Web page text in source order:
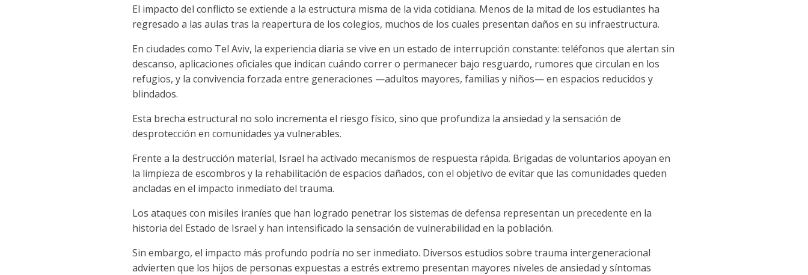
El impacto del conflicto se extiende a la estructura misma de la vida cotidiana. Menos de la mitad de los estudiantes ha
regresado a las aulas tras la reapertura de los colegios, muchos de los cuales presentan daños en su infraestructura.
En ciudades como Tel Aviv, la experiencia diaria se vive en un estado de interrupción constante: teléfonos que alertan sin
descanso, aplicaciones oficiales que indican cuándo correr o permanecer bajo resguardo, rumores que circulan en los
refugios, y la convivencia forzada entre generaciones —adultos mayores, familias y niños— en espacios reducidos y
blindados.
Esta brecha estructural no solo incrementa el riesgo físico, sino que profundiza la ansiedad y la sensación de
desprotección en comunidades ya vulnerables.
Frente a la destrucción material, Israel ha activado mecanismos de respuesta rápida. Brigadas de voluntarios apoyan en
la limpieza de escombros y la rehabilitación de espacios dañados, con el objetivo de evitar que las comunidades queden
ancladas en el impacto inmediato del trauma.
Los ataques con misiles iraníes que han logrado penetrar los sistemas de defensa representan un precedente en la
historia del Estado de Israel y han intensificado la sensación de vulnerabilidad en la población.
Sin embargo, el impacto más profundo podría no ser inmediato. Diversos estudios sobre trauma intergeneracional
advierten que los hijos de personas expuestas a estrés extremo presentan mayores niveles de ansiedad y síntomas